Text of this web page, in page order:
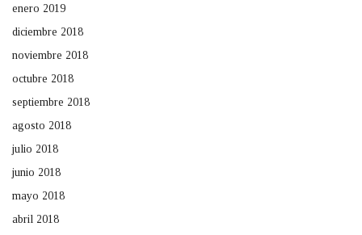
enero 2019
diciembre 2018
noviembre 2018
octubre 2018
septiembre 2018
agosto 2018
julio 2018
junio 2018
mayo 2018
abril 2018